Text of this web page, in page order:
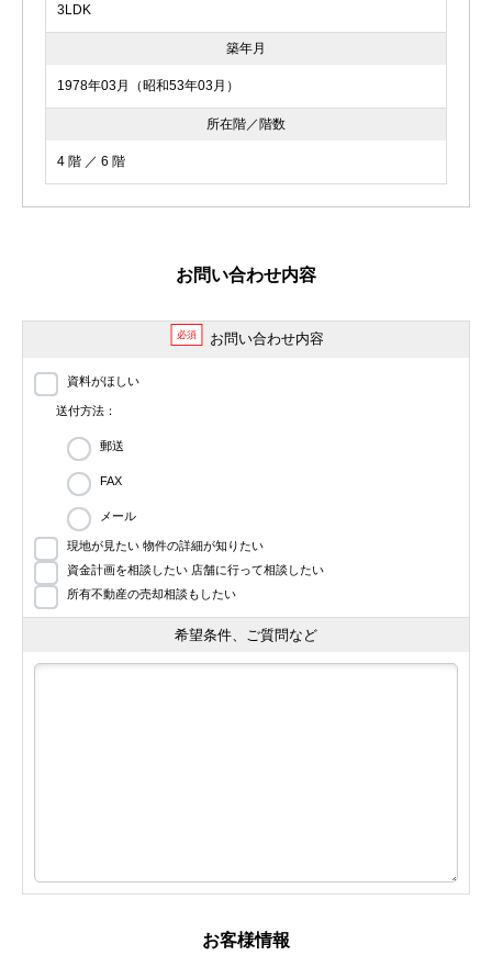
3LDK
築年月
1978年03月（昭和53年03月）
所在階／階数
4 階 ／ 6 階
お問い合わせ内容
必須 お問い合わせ内容
資料がほしい
送付方法：
郵送
FAX
メール
現地が見たい 物件の詳細が知りたい
資金計画を相談したい 店舗に行って相談したい
所有不動産の売却相談もしたい
希望条件、ご質問など
お客様情報